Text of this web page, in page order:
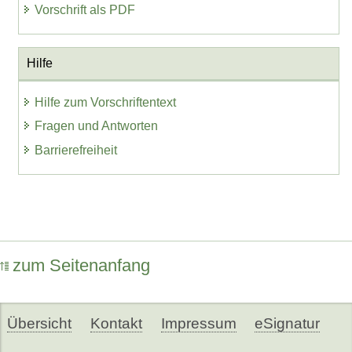
Vorschrift als PDF
Hilfe
Hilfe zum Vorschriftentext
Fragen und Antworten
Barrierefreiheit
zum Seitenanfang
Übersicht Kontakt Impressum eSignatur